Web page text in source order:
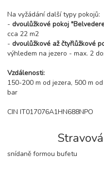
Na vyžádání další typy pokojů:
- dvoulůžkové pokoj
cca 22 m2
- dvoulůžkové až čtyřlůžkové
výhledem na jezero - max. 2
Vzdálenosti:
150-200 m od jezera, 500 m
bar
CIN IT017076A1HN688NPO
snídaně formou bufetu